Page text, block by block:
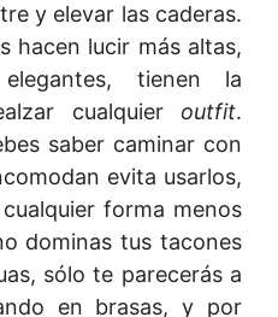
y elevar las caderas.
hacen lucir más altas,
tienen la
cualquier outfit.
saber caminar con
evita usarlos,
forma menos
dominas tus tacones
sólo te parecerás a
en brasas, y por